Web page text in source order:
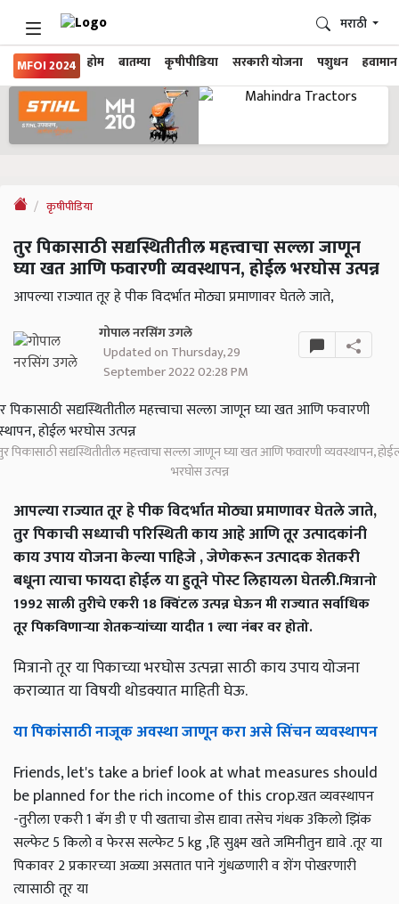
MFOI 2024 होम बातम्या कृषीपीडिया सरकारी योजना पशुधन हवामान
मराठी
कृषीपीडिया
तुर पिकासाठी सद्यस्थितीतील महत्त्वाचा सल्ला जाणून
घ्या खत आणि फवारणी व्यवस्थापन, होईल भरघोस उत्पन्न
आपल्या राज्यात तूर हे पीक विदर्भात मोठ्या प्रमाणावर घेतले जाते,
गोपाल नरसिंग उगले
Updated on Thursday, 29
September 2022 02:28 PM
पिकासाठी सद्यस्थितीतील महत्त्वाचा सल्ला जाणून घ्या खत आणि फवारणी व्यवस्थापन,
भरघोस उत्पन्न
आपल्या राज्यात तूर हे पीक विदर्भात मोठ्या प्रमाणावर घेतले जाते,
तुर पिकाची सध्याची परिस्थिती काय आहे आणि तूर उत्पादकांनी
काय उपाय योजना केल्या पाहिजे , जेणेकरून उत्पादक शेतकरी
बधूना त्याचा फायदा होईल या हुतूने पोस्ट लिहायला घेतली.मित्रानो
1992 साली तुरीचे एकरी 18 क्विंटल उत्पन्न घेऊन मी राज्यात सर्वाधिक
तूर पिकविणाऱ्या शेतकऱ्यांच्या यादीत 1 ल्या नंबर वर होतो.
मित्रानो तूर या पिकाच्या भरघोस उत्पन्ना साठी काय उपाय योजना
कराव्यात या विषयी थोडक्यात माहिती घेऊ.
या पिकांसाठी नाजूक अवस्था जाणून करा असे सिंचन व्यवस्थापन
Friends, let's take a brief look at what measures should
be planned for the rich income of this crop.खत व्यवस्थापन
-तुरीला एकरी 1 बॅग डी ए पी खताचा डोस द्यावा तसेच गंधक 3किलो झिंक
सल्फेट 5 किलो व फेरस सल्फेट 5 kg ,हि सुक्ष्म खते जमिनीतुन द्यावे .तूर या
पिकावर 2 प्रकारच्या अळ्या असतात पाने गुंधळणारी व शेंग पोखरणारी
त्यासाठी तूर या